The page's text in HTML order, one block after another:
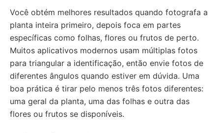
Você obtém melhores resultados quando fotografa a
planta inteira primeiro, depois foca em partes
específicas como folhas, flores ou frutos de perto.
Muitos aplicativos modernos usam múltiplas fotos
para triangular a identificação, então envie fotos de
diferentes ângulos quando estiver em dúvida. Uma
boa prática é tirar pelo menos três fotos diferentes:
uma geral da planta, uma das folhas e outra das
flores ou frutos se disponíveis.